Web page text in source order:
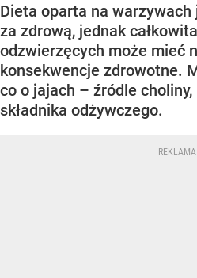
Dieta oparta na
za zdrową, jednak
odzwierzęcych może mieć
konsekwencje zdrowotne.
co o jajach – źródle
składnika odżywczego.